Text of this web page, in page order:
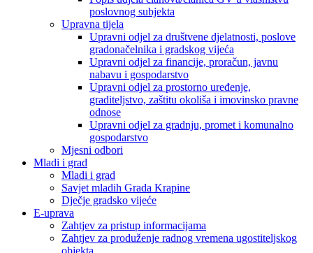
poslovnog subjekta
Upravna tijela
Upravni odjel za društvene djelatnosti, poslove
gradonačelnika i gradskog vijeća
Upravni odjel za financije, proračun, javnu
nabavu i gospodarstvo
Upravni odjel za prostorno uređenje,
graditeljstvo, zaštitu okoliša i imovinsko pravne
odnose
Upravni odjel za gradnju, promet i komunalno
gospodarstvo
Mjesni odbori
Mladi i grad
Mladi i grad
Savjet mladih Grada Krapine
Dječje gradsko vijeće
E-uprava
Zahtjev za pristup informacijama
Zahtjev za produženje radnog vremena ugostiteljskog
objekta